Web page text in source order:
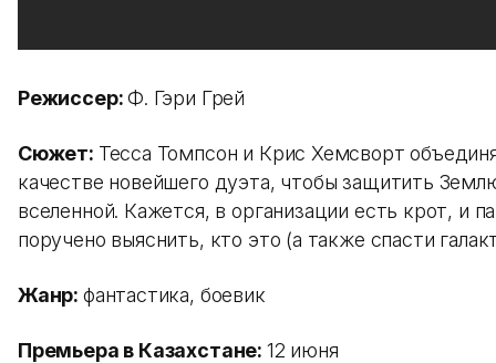
Режиссер:Ф. Гэри Грей
Сюжет: Тесса Томпсон и Крис Хемсворт
качестве новейшего дуэта, чтобы защитить
вселенной. Кажется, в организации есть крот, и
поручено выяснить, кто это (а также спасти
Жанр: фантастика, боевик
Премьера в Казахстане: 12 июня